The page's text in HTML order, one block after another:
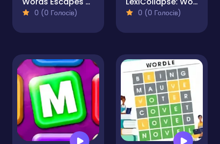
0 (0 Голосів) 0 (0 Голосів)